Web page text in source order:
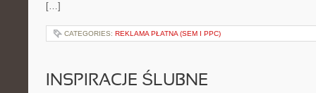
[…]
CATEGORIES: REKLAMA PŁATNA (SEM I PPC)
INSPIRACJE ŚLUBNE